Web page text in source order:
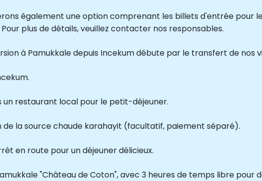
également une option comprenant les billets d'entrée
Pour plus de détails, veuillez contacter nos responsables.
à Pamukkale depuis Incekum débute par le transfert de nos
un restaurant local pour le petit-déjeuner.
de la source chaude karahayit (facultatif, paiement séparé).
en route pour un déjeuner délicieux.
"Château de Coton", avec 3 heures de temps libre pour